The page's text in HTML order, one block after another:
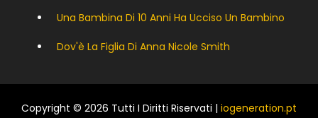
Una Bambina Di 10 Anni Ha Ucciso Un Bambino
Dov'è La Figlia Di Anna Nicole Smith
Copyright © 2026 Tutti I Diritti Riservati | iogeneration.pt